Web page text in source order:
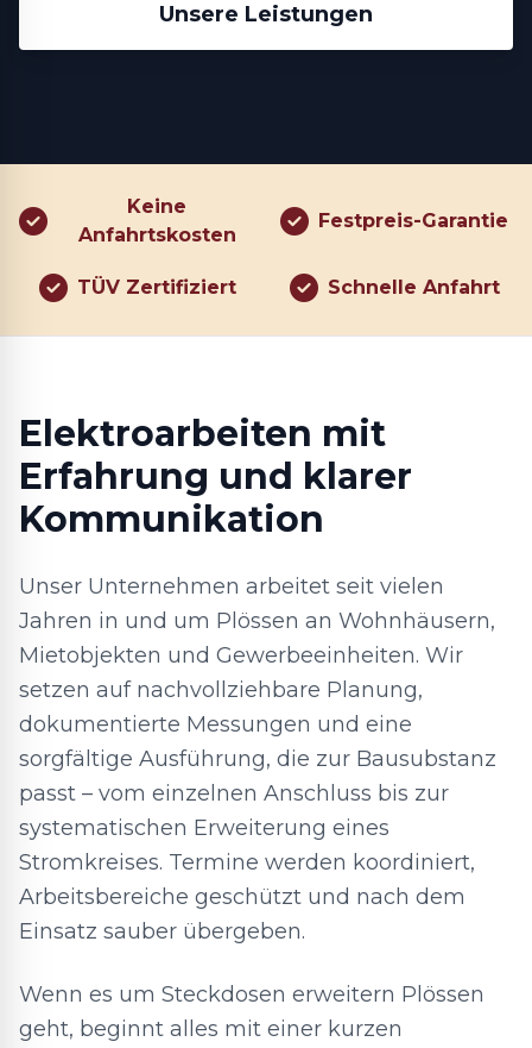
Unsere Leistungen
Keine
Anfahrtskosten
Festpreis-Garantie
TÜV Zertifiziert Schnelle Anfahrt
Elektroarbeiten mit
Erfahrung und klarer
Kommunikation
Unser Unternehmen arbeitet seit vielen
Jahren in und um Plössen an Wohnhäusern,
Mietobjekten und Gewerbeeinheiten. Wir
setzen auf nachvollziehbare Planung,
dokumentierte Messungen und eine
sorgfältige Ausführung, die zur Bausubstanz
passt – vom einzelnen Anschluss bis zur
systematischen Erweiterung eines
Stromkreises. Termine werden koordiniert,
Arbeitsbereiche geschützt und nach dem
Einsatz sauber übergeben.
Wenn es um Steckdosen erweitern Plössen
geht, beginnt alles mit einer kurzen